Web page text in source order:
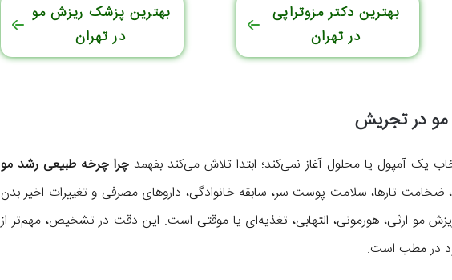
بهترین دکتر مزوتراپی
در تهران
بهترین پزشک ریزش مو
در تهران
مو در تجریش
یک آمپول یا محلول آغاز نمی‌کند؛ ابتدا تلاش می‌کند بفهمد چرا چرخه طبیعی رشد مو
تارها، سلامت پوست سر، سابقه خانوادگی، داروهای مصرفی و تغییرات اخیر بدن
مو ارثی، هورمونی، التهابی، تغذیه‌ای یا موقتی است. این دقت در تشخیص، مهم‌تر از
در مطب است.